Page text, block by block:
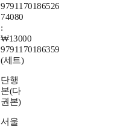
9791170186526
74080
:
₩13000
9791170186359
(세트)
단행
본(다
권본)
서울